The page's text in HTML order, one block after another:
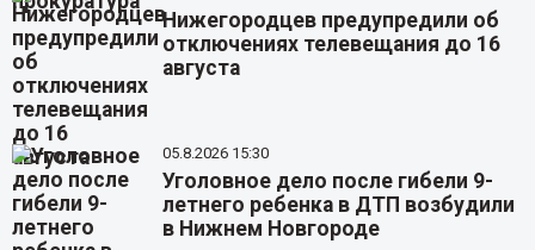
Нижегородцев предупредили об
отключениях телевещания до 16
августа
05.8.2026 15:30
Уголовное дело после гибели 9-
летнего ребенка в ДТП возбудили
в Нижнем Новгороде